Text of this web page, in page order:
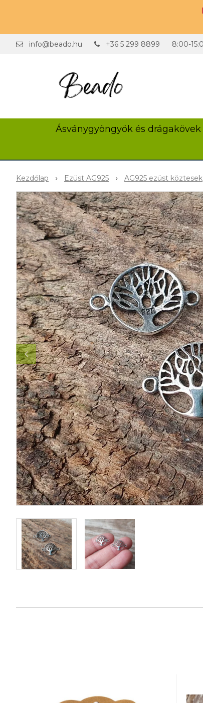
info@beado.hu +36 5 299 8899 8:00-
Ásványgyöngyök és drágakövek
Kezdőlap Ezüst AG925 AG925 ezüst köztesek